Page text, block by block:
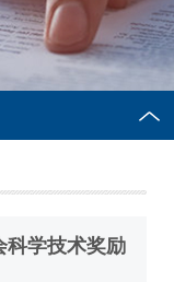
科学技术奖励